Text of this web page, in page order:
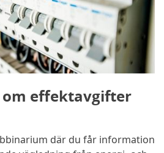
effektavgifter
där du får information